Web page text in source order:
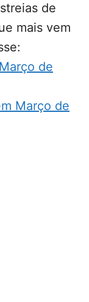
de
mais vem
de
Março de